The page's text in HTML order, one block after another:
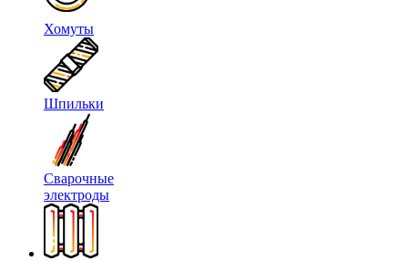
Хомуты
Шпильки
Сварочные
электроды